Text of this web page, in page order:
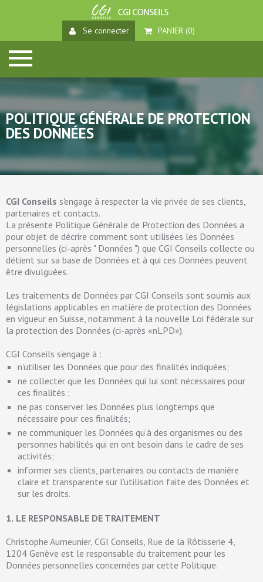
Se connecter PANIER (0)
POLITIQUE GÉNÉRALE DE PROTECTION
DES DONNÉES
CGI Conseils s'engage à respecter la vie privée de ses clients,
partenaires et contacts.
La présente Politique Générale de Protection des Données a
pour objet de décrire comment sont utilisées les Données
personnelles (ci-après " Données ") que CGI Conseils collecte ou
détient sur sa base de Données et à qui ces Données peuvent
être divulguées.
Les traitements de Données par CGI Conseils sont soumis aux
législations applicables en matière de protection des Données
en vigueur en Suisse, notamment à la nouvelle Loi fédérale sur
la protection des Données (ci-après «nLPD»).
CGI Conseils s'engage à :
n'utiliser les Données que pour des finalités indiquées;
ne collecter que les Données qui lui sont nécessaires pour
ces finalités ;
ne pas conserver les Données plus longtemps que
nécessaire pour ces finalités;
ne communiquer les Données qu’à des organismes ou des
personnes habilités qui en ont besoin dans le cadre de ses
activités;
informer ses clients, partenaires ou contacts de manière
claire et transparente sur l'utilisation faite des Données et
sur les droits.
​​1. LE RESPONSABLE DE TRAITEMENT
Christophe Aumeunier, CGI Conseils, Rue de la Rôtisserie 4,
1204 Genève est le responsable du traitement pour les
Données personnelles concernées par cette Politique.